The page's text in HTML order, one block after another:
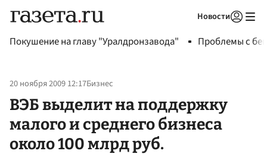
Новости
Покушение на главу "Уралдронзавода" Проблемы с
20 ноября 2009 12:17Бизнес
ВЭБ выделит на поддержку
малого и среднего бизнеса
около 100 млрд руб.